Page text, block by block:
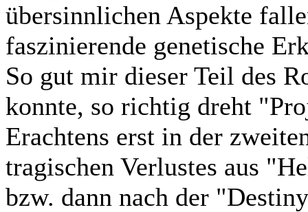
übersinnlichen Aspekte
faszinierende genetische
So gut mir dieser Teil des
konnte, so richtig dreht
Erachtens erst in der
tragischen Verlustes aus
bzw. dann nach der